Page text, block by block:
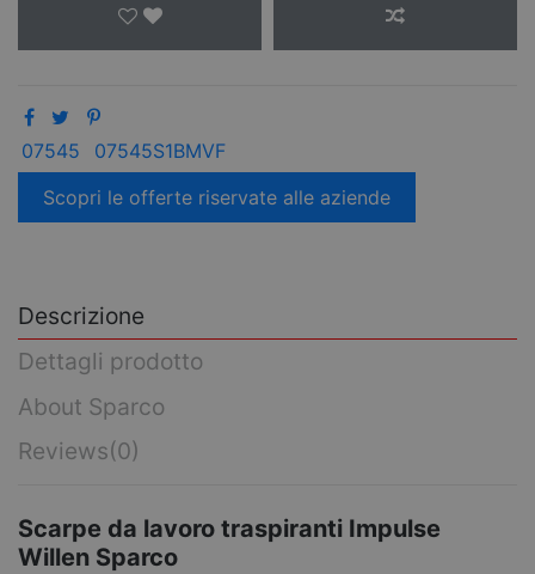
07545
07545S1BMVF
Scopri le offerte riservate alle aziende
Descrizione
Dettagli prodotto
About Sparco
Reviews(0)
Scarpe da lavoro traspiranti Impulse
Willen Sparco